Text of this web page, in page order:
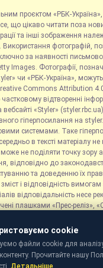
проєктом «РБК-
що цікаво читати поза
та інші зображення
фотографій,
за наявності
Images. Фотографії,
чи «РБК-Україна»,
Commons Attribution
відтворенні
вебсайті «Styler»
гіперпосилання на
системами. Таке
в тексті матеріалу
не поділяти точку зору
відповідно до
та доведенню їх
зміст і відповідність
відповідальність несе
плашками «Прес-реліз»,
правах реклами.
компаній» є інформаційним
та оголошення, пов'язані
на інформації, наданій
cookie
файли cookie для аналізу
контенту. Прочитайте нашу
Детальніше